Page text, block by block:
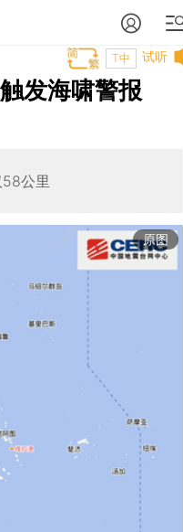
试听
T中
发海啸警报
公里
原图